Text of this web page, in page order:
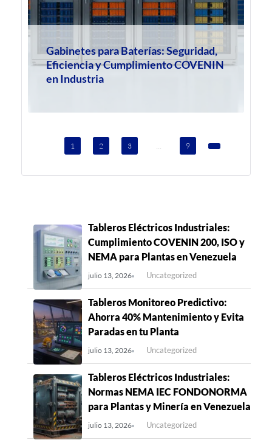
Gabinetes para Baterías: Seguridad,
Eficiencia y Cumplimiento COVENIN
en Industria
1 2 3 ... 9
Tableros Eléctricos Industriales:
Cumplimiento COVENIN 200, ISO y
NEMA para Plantas en Venezuela
julio 13, 2026 Uncategorized
Tableros Monitoreo Predictivo:
Ahorra 40% Mantenimiento y Evita
Paradas en tu Planta
julio 13, 2026 Uncategorized
Tableros Eléctricos Industriales:
Normas NEMA IEC FONDONORMA
para Plantas y Minería en Venezuela
julio 13, 2026 Uncategorized